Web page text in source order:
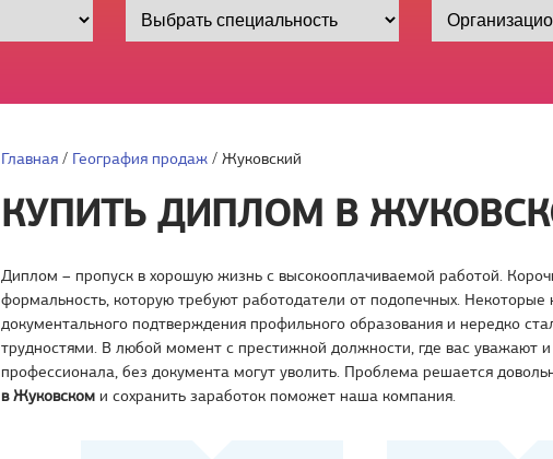
Главная / География продаж / Жуковский
КУПИТЬ ДИПЛОМ В
Диплом – пропуск в хорошую жизнь с высокооплачиваемой работой.
формальность, которую требуют работодатели от подопечных.
документального подтверждения профильного образования и нередко
трудностями. В любой момент с престижной должности, где вас уважают и
профессионала, без документа могут уволить. Проблема решается
в Жуковском и сохранить заработок поможет наша компания.